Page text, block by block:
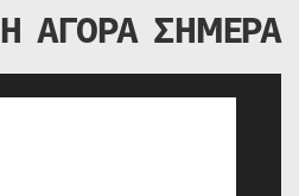
Η ΑΓΟΡΑ ΣΗΜΕΡΑ